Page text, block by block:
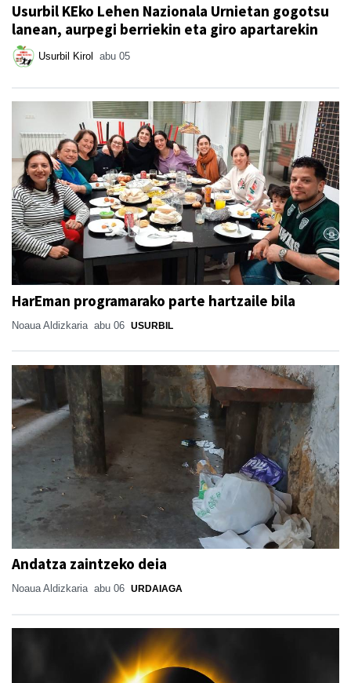
Usurbil KEko Lehen Nazionala Urnietan gogotsu
lanean, aurpegi berriekin eta giro apartarekin
Usurbil Kirol abu 05
HarEman programarako parte hartzaile bila
Noaua Aldizkaria abu 06 USURBIL
Andatza zaintzeko deia
Noaua Aldizkaria abu 06 URDAIAGA